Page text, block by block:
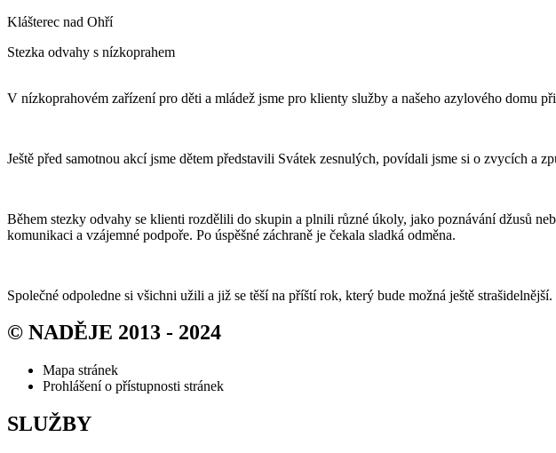
Klášterec nad Ohří
Stezka odvahy s nízkoprahem
V nízkoprahovém zařízení pro děti a mládež jsme pro klienty služby a našeho azylového domu
Ještě před samotnou akcí jsme dětem představili Svátek zesnulých, povídali jsme si o zvycích a
Během stezky odvahy se klienti rozdělili do skupin a plnili různé úkoly, jako poznávání džusů
komunikaci a vzájemné podpoře. Po úspěšné záchraně je čekala sladká odměna.
Společné odpoledne si všichni užili a již se těší na příští rok, který bude možná ještě strašidelnější.
© NADĚJE 2013 - 2024
Mapa stránek
Prohlášení o přístupnosti stránek
SLUŽBY